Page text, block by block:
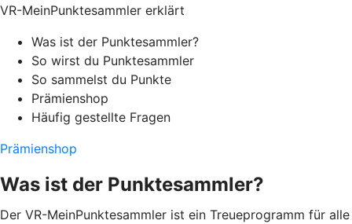
VR-MeinPunktesammler erklärt
Was ist der Punktesammler?
So wirst du Punktesammler
So sammelst du Punkte
Prämienshop
Häufig gestellte Fragen
Prämienshop
Was ist der Punktesammler?
Der VR-MeinPunktesammler ist ein Treueprogramm für alle